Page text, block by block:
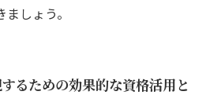
しょう。
るための効果的な資格活用と